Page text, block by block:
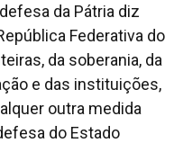
da Pátria diz
Federativa do
da soberania, da
e das instituições,
outra medida
do Estado